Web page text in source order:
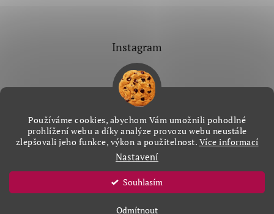
Používáme cookies, abychom Vám umožnili pohodlné
prohlížení webu a díky analýze provozu webu neustále
zlepšovali jeho funkce, výkon a použitelnost. Více informací
Nastavení
Odmítnout
Souhlasím
Instagram
Sledovat na Instagramu